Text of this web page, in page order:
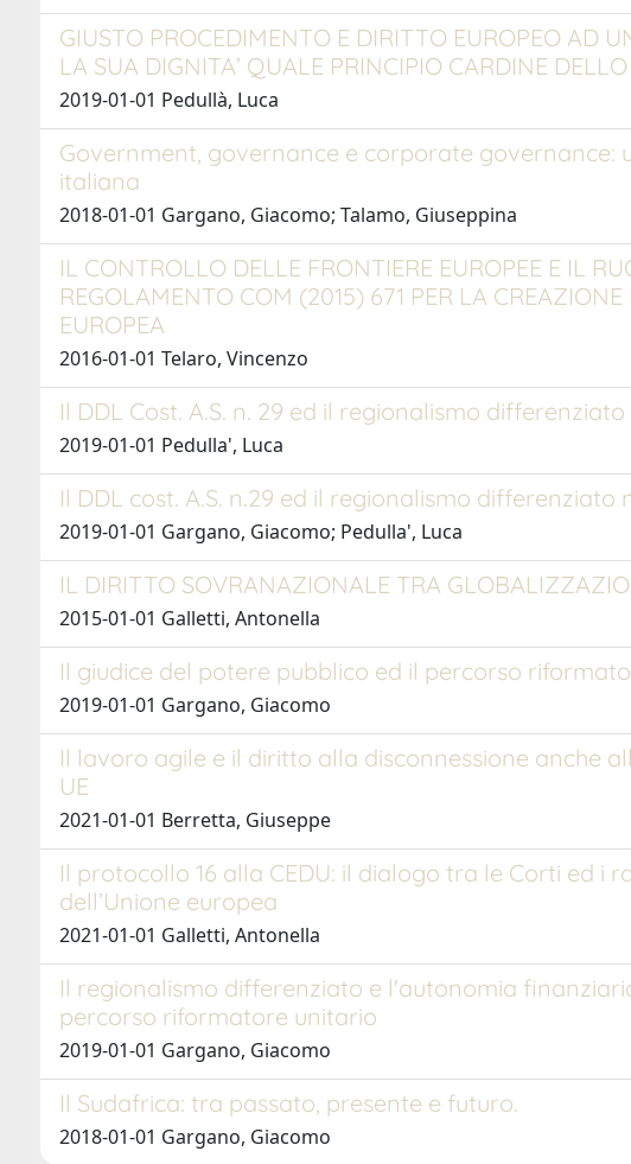
GIUSTO PROCEDIMENTO E DIRITTO EUROPEO AD
LA SUA DIGNITA’ QUALE PRINCIPIO CARDINE
2019-01-01 Pedullà, Luca
Government, governance e corporate governance:
italiana
2018-01-01 Gargano, Giacomo; Talamo, Giuseppina
IL CONTROLLO DELLE FRONTIERE EUROPEE E IL
REGOLAMENTO COM (2015) 671 PER LA
EUROPEA
2016-01-01 Telaro, Vincenzo
Il DDL Cost. A.S. n. 29 ed il regionalismo
2019-01-01 Pedulla', Luca
Il DDL cost. A.S. n.29 ed il regionalismo
2019-01-01 Gargano, Giacomo; Pedulla', Luca
IL DIRITTO SOVRANAZIONALE TRA
2015-01-01 Galletti, Antonella
Il giudice del potere pubblico ed il percorso
2019-01-01 Gargano, Giacomo
Il lavoro agile e il diritto alla disconnessione anche
UE
2021-01-01 Berretta, Giuseppe
Il protocollo 16 alla CEDU: il dialogo tra le Corti ed i
dell’Unione europea
2021-01-01 Galletti, Antonella
Il regionalismo differenziato e l'autonomia
percorso riformatore unitario
2019-01-01 Gargano, Giacomo
Il Sudafrica: tra passato, presente e futuro.
2018-01-01 Gargano, Giacomo